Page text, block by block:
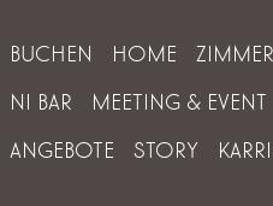
BUCHEN HOME ZIMMER
NI BAR
MEETING & EVENT
ANGEBOTE
STORY